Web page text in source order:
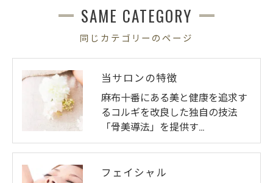
同じカテゴリーのページ
SAME CATEGORY
当サロンの特徴
麻布十番にある美と健康を追求す
るコルギを改良した独自の技法
「骨美導法」を提供す…
フェイシャル